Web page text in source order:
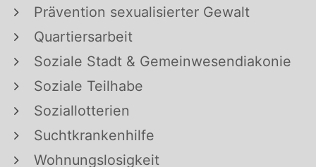
Prävention sexualisierter Gewalt
Quartiersarbeit
Soziale Stadt & Gemeinwesendiakonie
Soziale Teilhabe
Soziallotterien
Suchtkrankenhilfe
Wohnungslosigkeit